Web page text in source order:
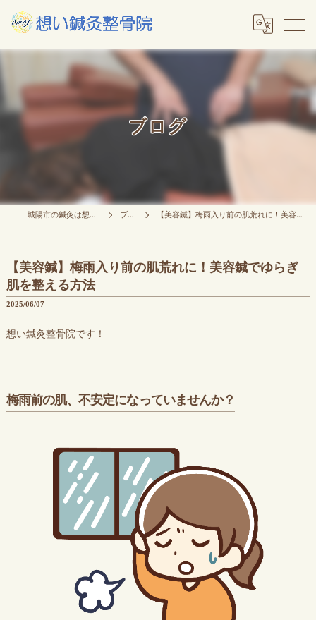
ブログ
城陽市の鍼灸は想い鍼灸整骨院 ブログ 【美容鍼】梅雨入り前の肌荒れに！美容鍼でゆらぎ肌を整える方法
【美容鍼】梅雨入り前の肌荒れに！美容鍼でゆらぎ
肌を整える方法
2025/06/07
想い鍼灸整骨院です！
梅雨前の肌、不安定になっていませんか？